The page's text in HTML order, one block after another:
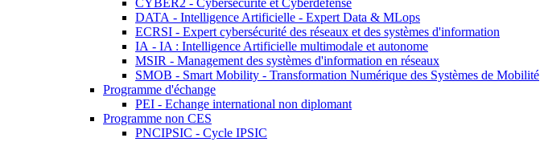
CYBER2 - Cybersécurité et Cyberdéfense
DATA - Intelligence Artificielle - Expert Data & MLops
ECRSI - Expert cybersécurité des réseaux et des systèmes d'information
IA - IA : Intelligence Artificielle multimodale et autonome
MSIR - Management des systèmes d'information en réseaux
SMOB - Smart Mobility - Transformation Numérique des Systèmes de Mobilité
Programme d'échange
PEI - Echange international non diplomant
Programme non CES
PNCIPSIC - Cycle IPSIC